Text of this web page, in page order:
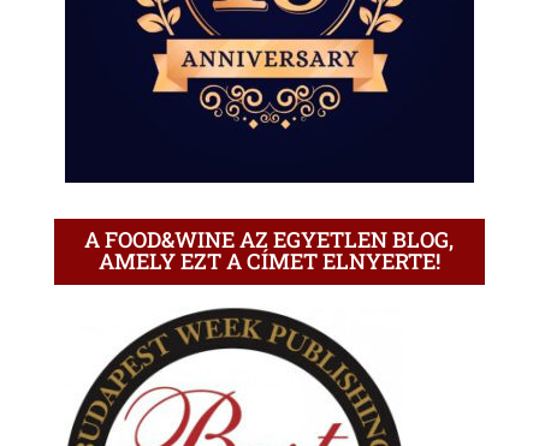
A FOOD&WINE AZ EGYETLEN BLOG,
AMELY EZT A CÍMET ELNYERTE!